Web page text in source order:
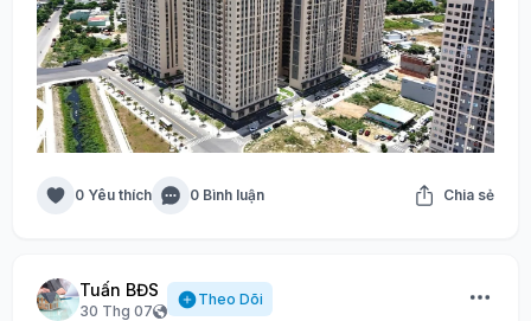
0 Yêu thích 0 Bình luận Chia sẻ
Tuấn BĐS
30 Thg 07
Theo Dõi